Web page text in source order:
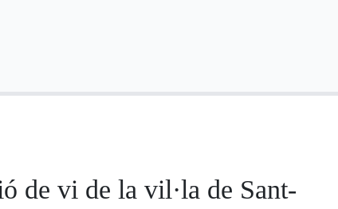
de vi de la vil·la de Sant-